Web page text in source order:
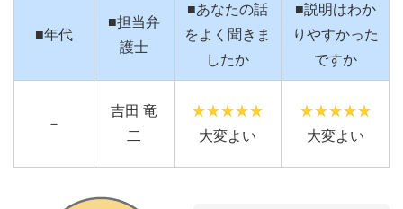
■年代
■担当弁
護士
■あなたの話
をよく聞きま
したか
■説明はわか
りやすかった
ですか
－
吉田 竜
二
大変よい 大変よい